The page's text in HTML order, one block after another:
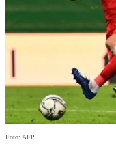
Foto: AFP